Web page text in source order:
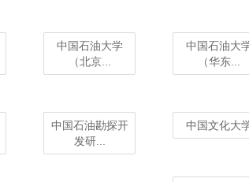
中国石油大学
（北京...
中国石油大
（华东...
中国石油勘探开
发研...
中国文化大